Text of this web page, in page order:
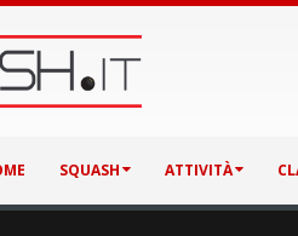
SQUASH ATTIVITÀ